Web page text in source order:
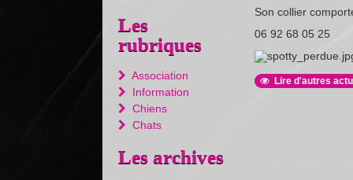
Les
rubriques
Association
Information
Chiens
Chats
Les archives
Son collier
06 92 68 05 25
Lire d'autres